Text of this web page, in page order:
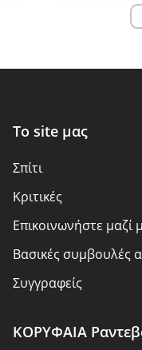
Το site μας
Σπίτι
Kριτικές
Επικοινωνήστε μαζί
Βασικές συμβουλές
Συγγραφείς
Ευθύνη
ΚΟΡΥΦΑΙΑ